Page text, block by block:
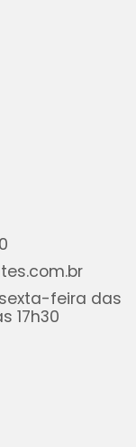
feira das
17h30